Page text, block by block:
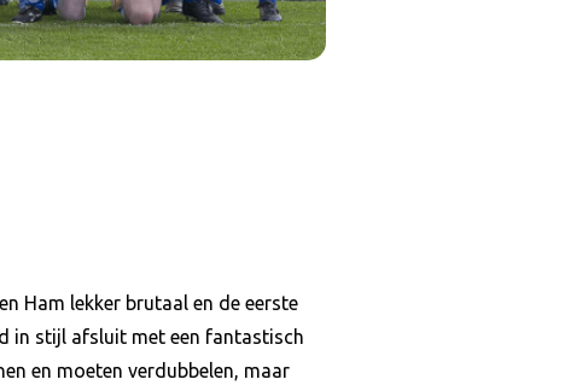
Ham lekker brutaal en de eerste
in stijl afsluit met een fantastisch
en moeten verdubbelen, maar